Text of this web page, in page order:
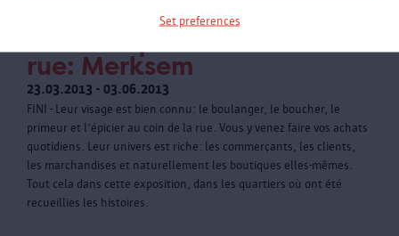
Set preferences
rue: Merksem
23.03.2013 - 03.06.2013
FINI - Leur visage est bien connu: le boulanger, le boucher, le
primeur et l’épicier au coin de la rue. Vous y venez faire vos achats
quotidiens. Leur univers est riche: les commerçants, les clients,
les marchandises et naturellement les boutiques elles-mêmes.
Tout cela dans cette exposition, dans les quartiers où ont été
recueillies les histoires.